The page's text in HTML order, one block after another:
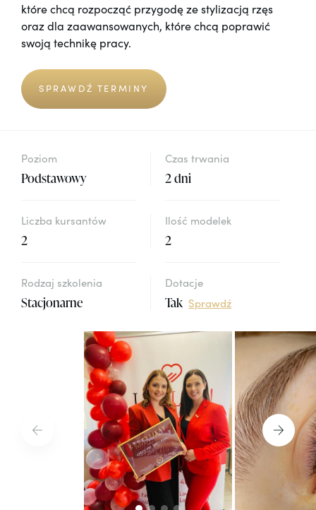
które chcą rozpocząć przygodę ze stylizacją rzęs
oraz dla zaawansowanych, które chcą poprawić
swoją technikę pracy.
SPRAWDŹ TERMINY
Poziom
Podstawowy
Czas trwania
2 dni
Liczba kursantów
2
Ilość modelek
2
Rodzaj szkolenia
Stacjonarne
Dotacje
Tak Sprawdź